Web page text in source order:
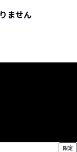
ません
限定